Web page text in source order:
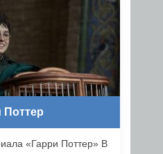
в прокат 1 января
Поттер
«Гарри Поттер» В